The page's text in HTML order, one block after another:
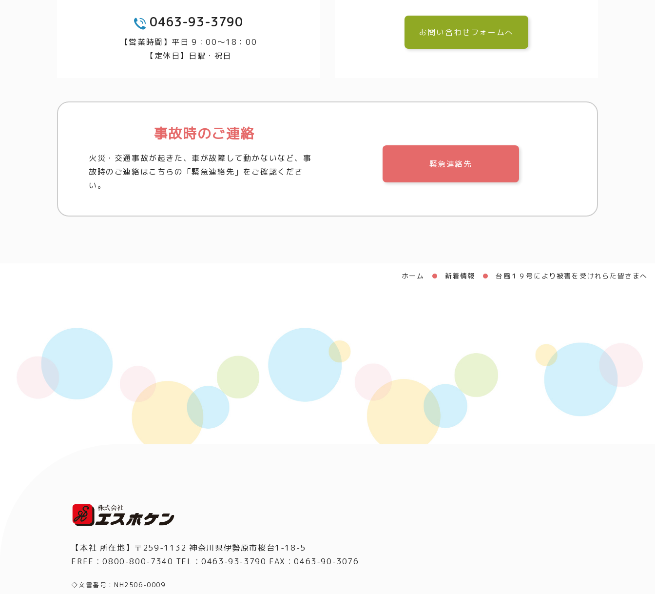
TEL
0463-93-3790
【営業時間】平日 9：00～18：00
【定休日】日曜・祝日
お問い合わせフォームへ
事故時のご連絡
火災・交通事故が起きた、車が故障して動かないなど、事
故時のご連絡はこちらの「緊急連絡先」をご確認くださ
い。
緊急連絡先
ホーム 新着情報 台風１９号により被害を受けれらた皆さまへ
【本社 所在地】〒259-1132 神奈川県伊勢原市桜台1-18-5
FREE：0800-800-7340 TEL ：0463-93-3790 FAX ：0463-90-3076
◇文書番号：NH2506-0009